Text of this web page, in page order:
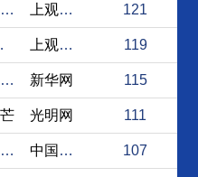
加快构建各展所长、优势互补... 上观新闻 121
时... 上观新闻 119
注重整体把握辩证把握马克思... 新华网 115
光明网 111
科技进步、生产力跃迁与协同... 中国社会科学网 107